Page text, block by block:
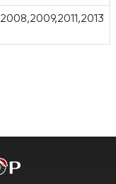
2008,2009,2011,2013